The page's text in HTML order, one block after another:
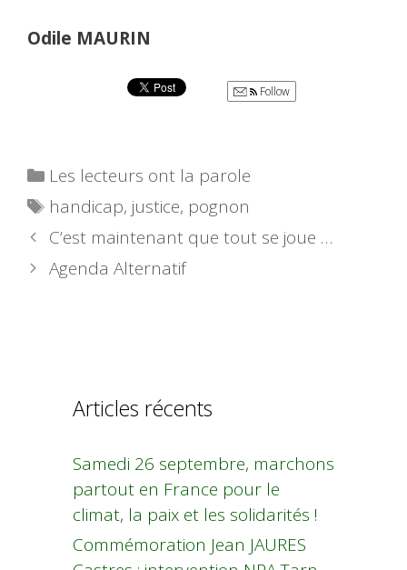
Odile MAURIN
Follow
Catégories
Les lecteurs ont la parole
Étiquettes
handicap, justice, pognon
C’est maintenant que tout se joue …
Agenda Alternatif
Articles récents
Samedi 26 septembre, marchons
partout en France pour le
climat, la paix et les solidarités !
Commémoration Jean JAURES